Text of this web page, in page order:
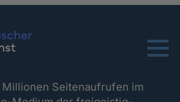
Menu
Seitenaufrufen im